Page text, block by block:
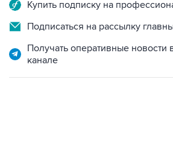
Купить подписку на
Подписаться на рассылку
Получать оперативные
канале